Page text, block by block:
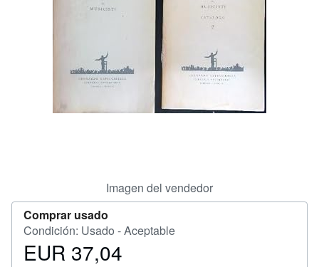
Arte y coleccionismo
Vendedores
Comenzar a vender
CERRAR
Imagen del vendedor
Comprar usado
Condición: Usado - Aceptable
Precio
EUR 37,04